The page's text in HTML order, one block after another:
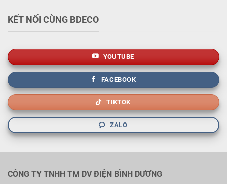
KẾT NỐI CÙNG BDECO
YOUTUBE
FACEBOOK
TIKTOK
ZALO
CÔNG TY TNHH TM DV ĐIỆN BÌNH DƯƠNG